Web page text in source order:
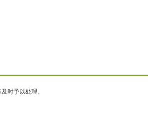
时予以处理。